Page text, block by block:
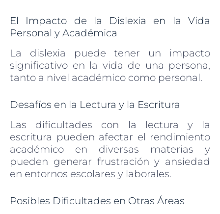
El Impacto de la Dislexia en la Vida
Personal y Académica
La dislexia puede tener un impacto
significativo en la vida de una persona,
tanto a nivel académico como personal.
Desafíos en la Lectura y la Escritura
Las dificultades con la lectura y la
escritura pueden afectar el rendimiento
académico en diversas materias y
pueden generar frustración y ansiedad
en entornos escolares y laborales.
Posibles Dificultades en Otras Áreas